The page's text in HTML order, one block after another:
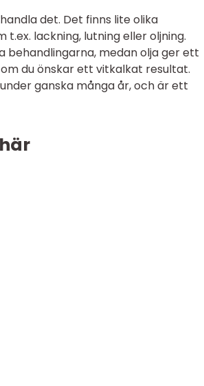
det. Det finns lite olika
lackning, lutning eller oljning.
behandlingarna, medan olja ger ett
du önskar ett vitkalkat resultat.
ganska många år, och är ett